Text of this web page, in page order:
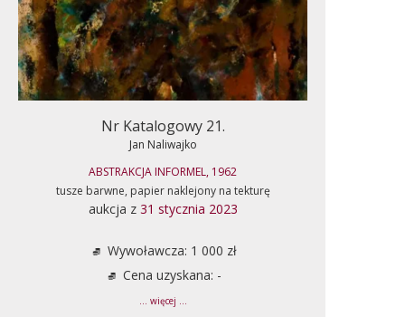
Nr Katalogowy 21.
Jan Naliwajko
ABSTRAKCJA INFORMEL, 1962
tusze barwne, papier naklejony na tekturę
aukcja z 31 stycznia 2023
Wywoławcza: 1 000 zł
Cena uzyskana: -
... więcej ...